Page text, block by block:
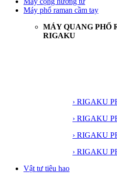
Máy phổ raman cầm tay
MÁY QUANG PHỔ
RIGAKU
› RIGAKU
› RIGAKU
› RIGAKU
› RIGAKU
Vật tư tiêu hao